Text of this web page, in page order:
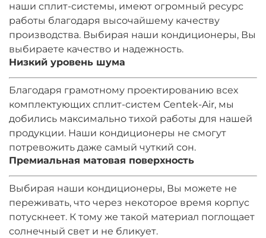
наши сплит-системы, имеют огромный ресурс
работы благодаря высочайшему качеству
производства. Выбирая наши кондиционеры, Вы
выбираете качество и надежность.
Низкий уровень шума
Благодаря грамотному проектированию всех
комплектующих сплит-систем Centek-Air, мы
добились максимально тихой работы для нашей
продукции. Наши кондиционеры не смогут
потревожить даже самый чуткий сон.
Премиальная матовая поверхность
Выбирая наши кондиционеры, Вы можете не
переживать, что через некоторое время корпус
потускнеет. К тому же такой материал поглощает
солнечный свет и не бликует.